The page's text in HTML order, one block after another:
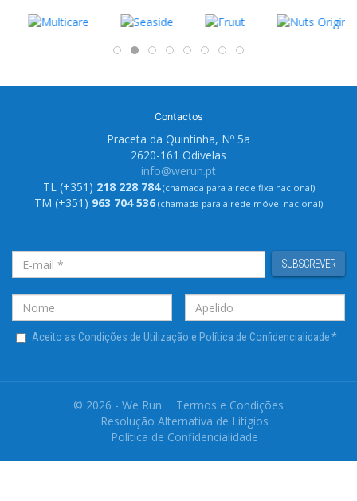
Contactos
Praceta da Quintinha, Nº 5a
2620-161 Odivelas
info@werun.pt
TL (+351) 218 228 784(chamada para a rede fixa nacional)
TM (+351) 963 704 536 (chamada para a rede móvel nacional)
SUBSCREVER
Aceito as Condições de Utilização e Política de Confidencialidade*
© 2026 - We Run
Termos e Condições
Resolução Alternativa de Litígios
Política de Confidencialidade